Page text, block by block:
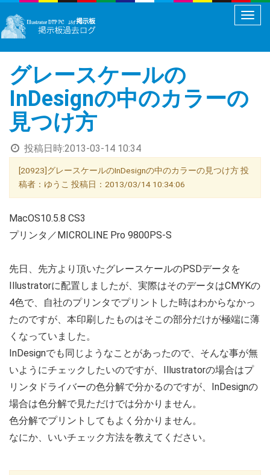
メ
ュ
り
グレースケールの
InDesignの中のカラーの
見つけ方
投稿日時:2013-03-14 10:34
[20923]グレースケールのInDesignの中のカラーの見つけ方 投
稿者：ゆうこ 投稿日：2013/03/14 10:34:06
MacOS10.5.8 CS3
プリンタ／MICROLINE Pro 9800PS-S
先日、先方より頂いたグレースケールのPSDデータを
Illustratorに配置しましたが、実際はそのデータはCMYKの
4色で、自社のプリンタでプリントした時はわからなかっ
たのですが、本印刷したものはそこの部分だけが極端に薄
くなっていました。
InDesignでも同じようなことがあったので、そんな事が無
いようにチェックしたいのですが、Illustratorの場合はプ
リンタドライバーの色分解で分かるのですが、InDesignの
場合は色分解で見ただけでは分かりません。
色分解でプリントしてもよく分かりません。
なにか、いいチェック方法を教えてください。